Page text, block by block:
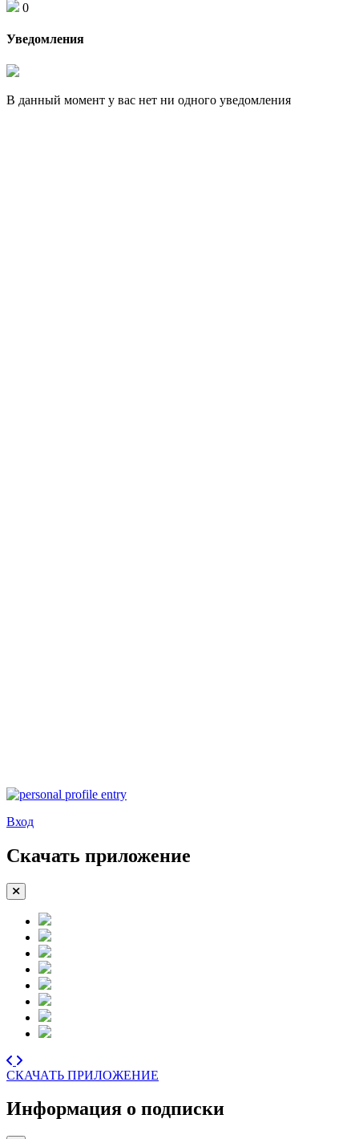
0
Уведомления
В данный момент у вас нет ни одного уведомления
Вход
Скачать приложение
СКАЧАТЬ ПРИЛОЖЕНИЕ
Информация о подписки